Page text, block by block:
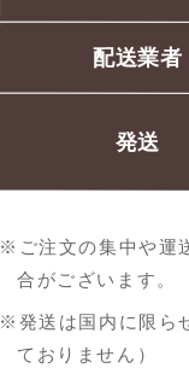
配送業者
発送
※ご注文の集中や運
合がございます。
※発送は国内に限ら
ておりません）